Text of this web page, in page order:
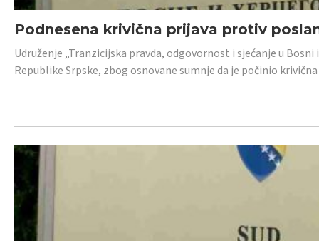
Podnesena krivična prijava protiv
Udruženje „Tranzicijska pravda, odgovornost i sjećanje u
Republike Srpske, zbog osnovane sumnje da je počinio